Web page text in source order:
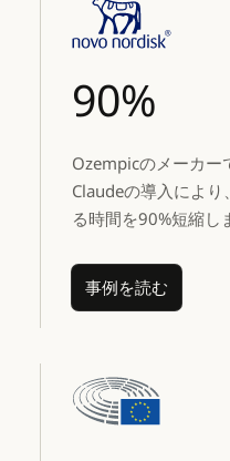
90%
Ozempicのメーカー
Claudeの導入によ
る時間を90%短縮し
事例を読む
事例を読む